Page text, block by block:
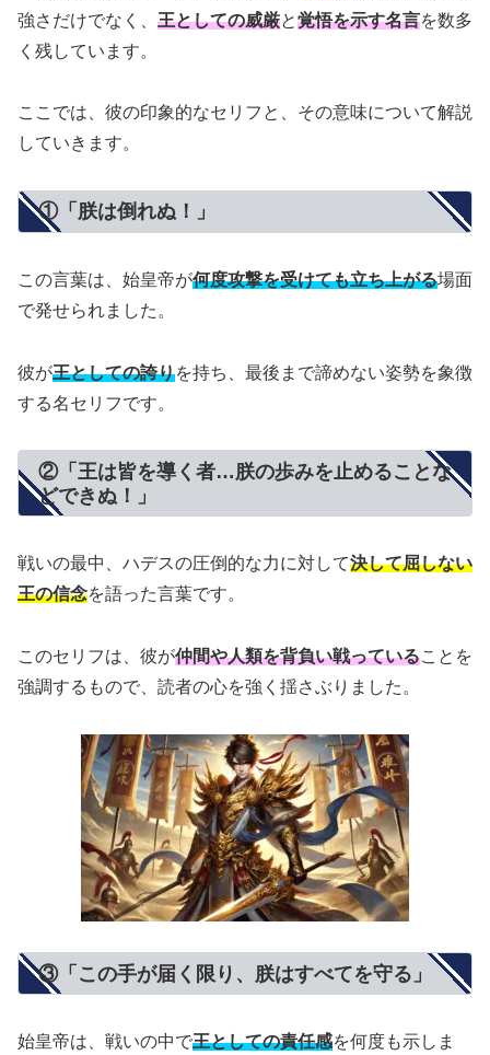
強さだけでなく、 王としての威厳と覚悟を示す名言を数多
く残しています。
ここでは、彼の印象的なセリフと、その意味について解説
していきます。
①「朕は倒れぬ！」
この言葉は、始皇帝が何度攻撃を受けても立ち上がる場面
で発せられました。
彼が王としての誇りを持ち、最後まで諦めない姿勢を象徴
する名セリフです。
②「王は皆を導く者…朕の歩みを止めることな
どできぬ！」
戦いの最中、ハデスの圧倒的な力に対して決して屈しない
王の信念を語った言葉です。
このセリフは、彼が仲間や人類を背負い戦っていることを
強調するもので、読者の心を強く揺さぶりました。
③「この手が届く限り、朕はすべてを守る」
始皇帝は、戦いの中で王としての責任感を何度も示しま